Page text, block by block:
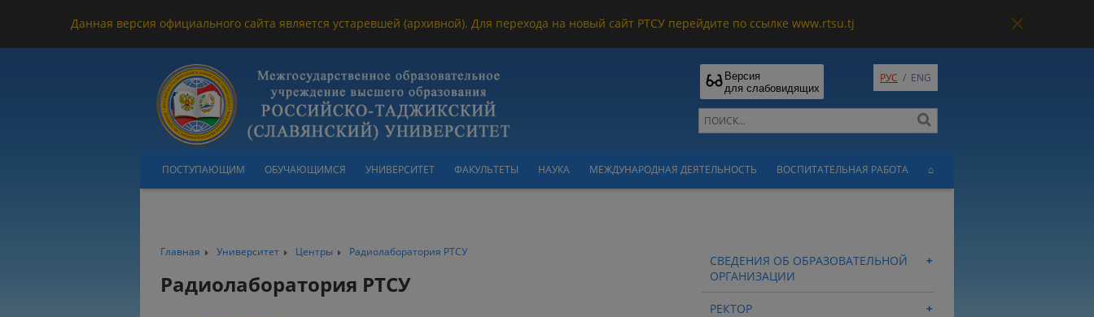
Данная версия официального сайта является устаревшей (архивной). Для перехода на новый сайт РТСУ перейдите по ссылке www.rtsu.tj
Версия
для слабовидящих
РУС / ENG
ПОСТУПАЮЩИМ ОБУЧАЮЩИМСЯ УНИВЕРСИТЕТ ФАКУЛЬТЕТЫ НАУКА МЕЖДУНАРОДНАЯ ДЕЯТЕЛЬНОСТЬ ВОСПИТАТЕЛЬНАЯ РАБОТА ⌂
Главная Университет Центры Радиолаборатория РТСУ
Радиолаборатория РТСУ
СВЕДЕНИЯ ОБ ОБРАЗОВАТЕЛЬНОЙ
ОРГАНИЗАЦИИ
РЕКТОР